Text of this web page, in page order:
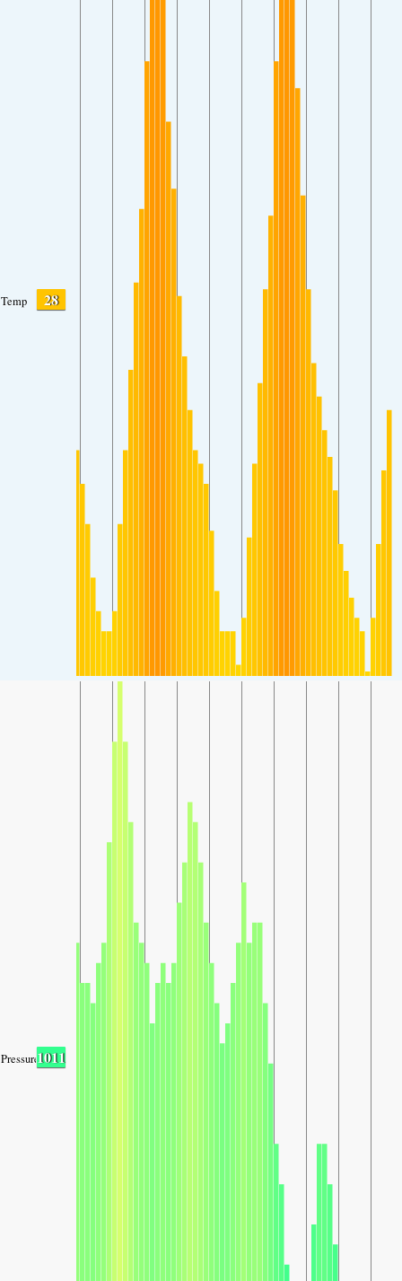
Temp 28
Pressure1011